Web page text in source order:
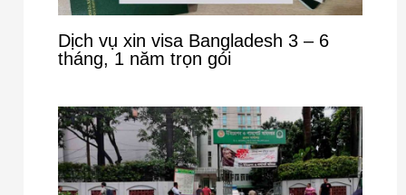
Dịch vụ xin visa Bangladesh 3 – 6
tháng, 1 năm trọn gói